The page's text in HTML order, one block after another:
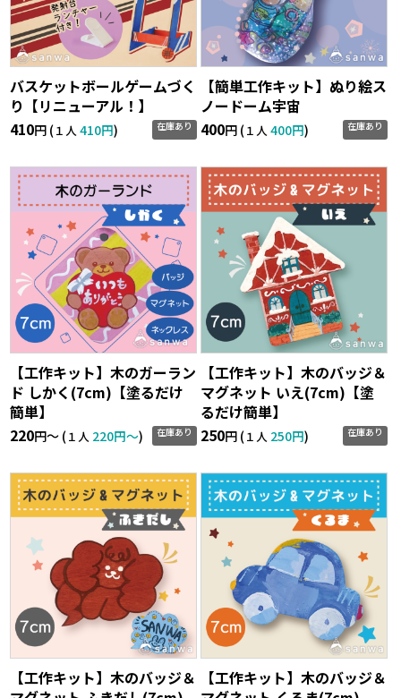
バスケットボールゲームづく
り【リニューアル！】
410円 (１人410円) 在庫あり
【簡単工作キット】ぬり絵ス
ノードーム宇宙
400円 (１人400円) 在庫あり
【工作キット】木のガーラン
ド しかく(7cm)【塗るだけ
簡単】
220円〜 (１人 220円〜) 在庫あり
【工作キット】木のバッジ＆
マグネット いえ(7cm)【塗
るだけ簡単】
250円 (１人 250円) 在庫あり
【工作キット】木のバッジ＆
【工作キット】木のバッジ＆